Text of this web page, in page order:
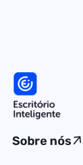
Sobre nós